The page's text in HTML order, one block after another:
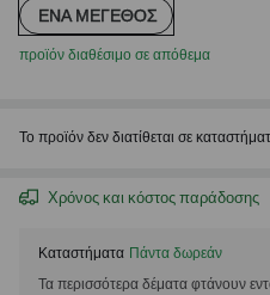
ΈΝΑ ΜΈΓΕΘΟΣ
προϊόν διαθέσιμο σε απόθεμα
Το προϊόν δεν διατίθεται σε
Χρόνος και κόστος παράδοσης
Καταστήματα Πάντα δωρεάν
Τα περισσότερα δέματα φτάνουν